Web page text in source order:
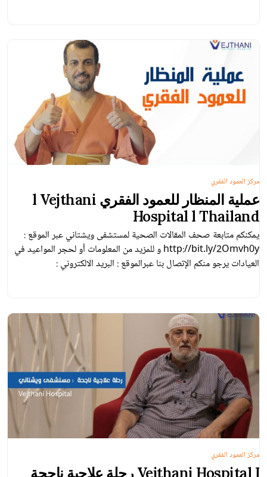
عملية المنظار للعمود الفقري l Vejthani
Hospital l Thailand
يمكنكم متابعة صحف المقالات الصحية لمستشفى ويشتاني عبر الموقع :
http://bit.ly/2Omvh0y و للمزيد من المعلومات أو لحجر المواعيد في
العيادات يرجو منكم الإتصال بنا عبرالموقع : البريد الالكتروني :
مركز العمود الفقري
Vejthani Hospital I رحلة علاجية ناجحة
مركز العمود الفقري